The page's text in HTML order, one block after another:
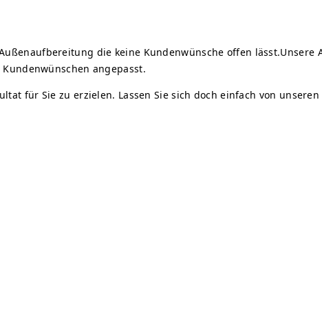
die keine Kundenwünsche offen lässt.Unsere
angepasst.
für Sie zu erzielen. Lassen Sie sich doch einfach von unseren